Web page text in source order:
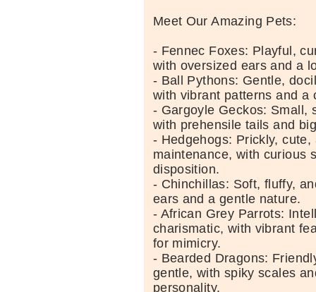
Meet Our Amazing Pets:
- Fennec Foxes: Playful,
with oversized ears and a
- Ball Pythons: Gentle,
with vibrant patterns and a
- Gargoyle Geckos: Small,
with prehensile tails and
- Hedgehogs: Prickly, cute,
maintenance, with curious
disposition.
- Chinchillas: Soft, fluffy,
ears and a gentle nature.
- African Grey Parrots:
charismatic, with vibrant
for mimicry.
- Bearded Dragons:
gentle, with spiky scales
personality.